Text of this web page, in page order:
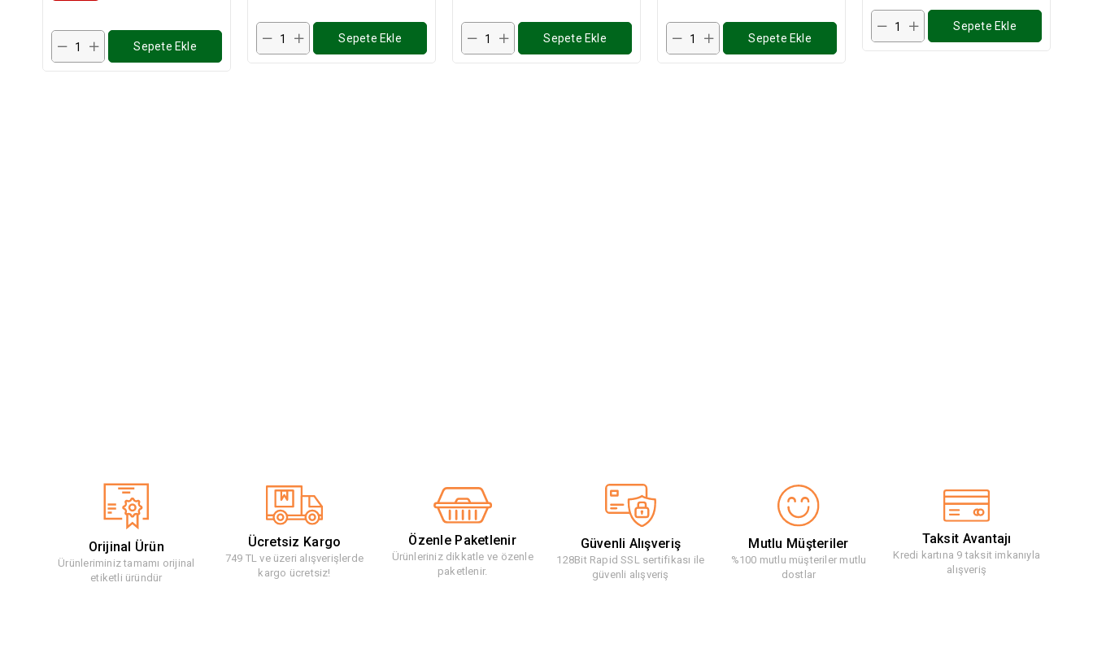
Sepete Ekle
Sepete Ekle Sepete Ekle Sepete Ekle
Sepete Ekle
Orijinal Ürün
Ürünleriminiz tamamı orijinal
etiketli üründür
Ücretsiz Kargo
749 TL ve üzeri alışverişlerde
kargo ücretsiz!
Özenle Paketlenir
Ürünleriniz dikkatle ve özenle
paketlenir.
Güvenli Alışveriş
128Bit Rapid SSL sertifikası ile
güvenli alışveriş
Mutlu Müşteriler
%100 mutlu müşteriler mutlu
dostlar
Taksit Avantajı
Kredi kartına 9 taksit imkanıyla
alışveriş